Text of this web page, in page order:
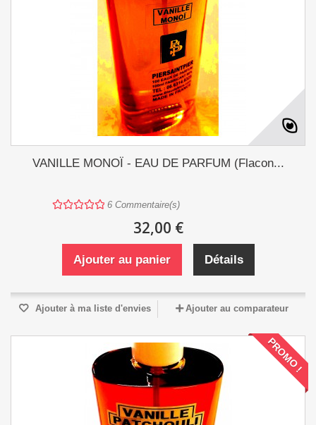
VANILLE MONOÏ - EAU DE PARFUM (Flacon...
6 Commentaire(s)
32,00 €
Ajouter au panier Détails
Ajouter à ma liste d'envies Ajouter au comparateur
PROMO !